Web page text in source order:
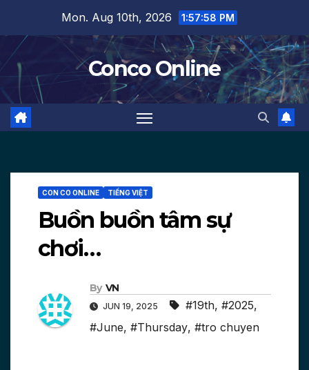
content
Mon. Aug 10th, 2026 1:57:59 PM
Conco Online
CON CO ONLINE TIẾNG VIỆT
Buồn buồn tâm sự
chơi…
By VN
JUN 19, 2025 #19th, #2025,
#June, #Thursday, #tro chuyen